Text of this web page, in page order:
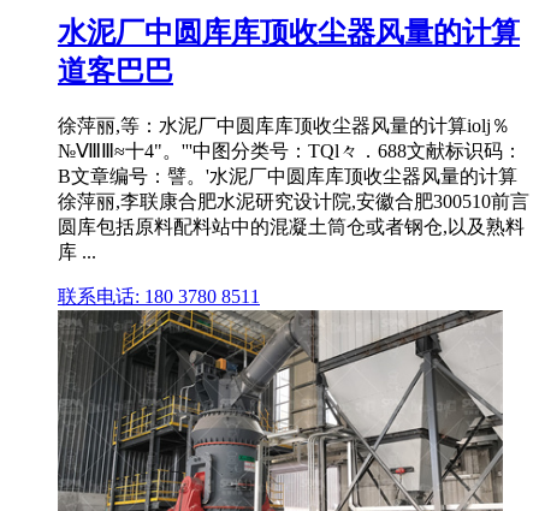
水泥厂中圆库库顶收尘器风量的计算
道客巴巴
徐萍丽,等：水泥厂中圆库库顶收尘器风量的计算iolj％
№ⅧⅢ≈十4"。'''中图分类号：TQl々．688文献标识码：
B文章编号：譬。'水泥厂中圆库库顶收尘器风量的计算
徐萍丽,李联康合肥水泥研究设计院,安徽合肥300510前言
圆库包括原料配料站中的混凝土筒仓或者钢仓,以及熟料
库 ...
联系电话: 180 3780 8511